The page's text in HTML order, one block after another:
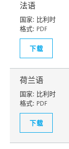
法语
国家: 比利时
格式: PDF
下载
荷兰语
国家: 比利时
格式: PDF
下载